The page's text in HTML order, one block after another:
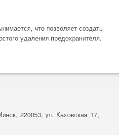
что позволяет создать
удаления предохранителя.
, 220053, ул. Каховская 17,